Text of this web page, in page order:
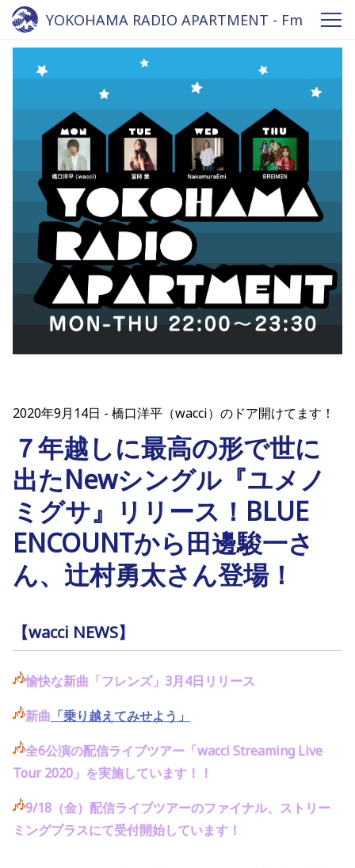
YOKOHAMA RADIO APARTMENT - Fm
yokohama 84.7
2020年9月14日 橋口洋平（wacci）のドア開けてます！
７年越しに最高の形で世に
出たNewシングル『ユメノ
ミグサ』リリース！BLUE
ENCOUNTから田邊駿一さ
ん、辻村勇太さん登場！
【wacci NEWS】
愉快な新曲「フレンズ」3月4日リリース
新曲 「乗り越えてみせよう」
全6公演の配信ライブツアー「wacci Streaming Live
Tour 2020」を実施しています！！
9/18（金）配信ライブツアーのファイナル、 ストリー
ミングプラスにて受付開始しています！